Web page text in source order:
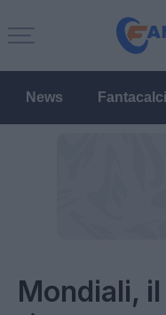
News
Mondiali,